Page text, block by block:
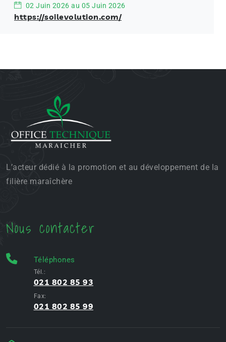
02 Juin 2026 au 05 Juin 2026
https://soilevolution.com/
L’acteur dédié à la promotion et au développement de la
filière maraîchère
Nous contacter
Téléphones
Tél.:
021 802 85 93
Fax:
021 802 85 99